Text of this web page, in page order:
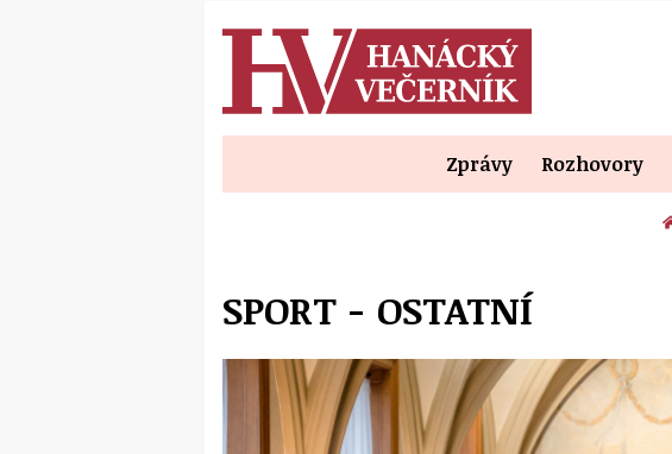
Zprávy Rozhovory
SPORT - OSTATNÍ